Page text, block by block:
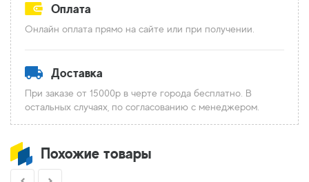
Оплата
Онлайн оплата прямо на сайте или при получении.
Доставка
При заказе от 15000р в черте города бесплатно. В
остальных случаях, по согласованию с менеджером.
Похожие товары